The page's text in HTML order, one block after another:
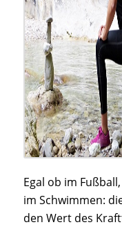
Egal ob im
im Schwimmen:
den Wert des